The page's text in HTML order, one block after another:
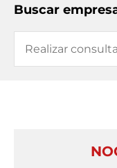
Buscar